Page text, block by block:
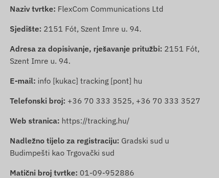
Naziv tvrtke: FlexCom Communications Ltd
Sjedište: 2151 Fót, Szent Imre u. 94.
Adresa za dopisivanje, rješavanje pritužbi: 2151 Fót,
Szent Imre u. 94.
E-mail: info [kukac] tracking [pont] hu
Telefonski broj: +36 70 333 3525, +36 70 333 3527
Web stranica: https://tracking.hu/
Nadležno tijelo za registraciju: Gradski sud u
Budimpešti kao Trgovački sud
Matični broj tvrtke: 01-09-952886